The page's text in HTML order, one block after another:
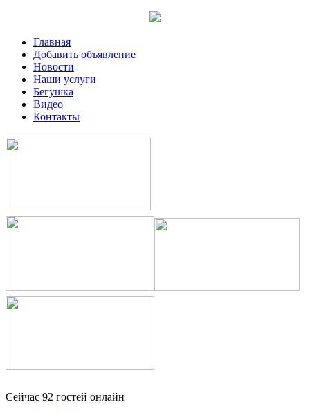
Главная
Добавить объявление
Новости
Наши услуги
Бегушка
Видео
Контакты
Сейчас 92 гостей онлайн